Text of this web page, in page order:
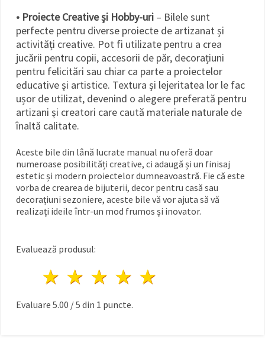
• Proiecte Creative și Hobby-uri – Bilele sunt
perfecte pentru diverse proiecte de artizanat și
activități creative. Pot fi utilizate pentru a crea
jucării pentru copii, accesorii de păr, decorațiuni
pentru felicitări sau chiar ca parte a proiectelor
educative și artistice. Textura și lejeritatea lor le fac
ușor de utilizat, devenind o alegere preferată pentru
artizani și creatori care caută materiale naturale de
înaltă calitate.
Aceste bile din lână lucrate manual nu oferă doar
numeroase posibilități creative, ci adaugă și un finisaj
estetic și modern proiectelor dumneavoastră. Fie că este
vorba de crearea de bijuterii, decor pentru casă sau
decorațiuni sezoniere, aceste bile vă vor ajuta să vă
realizați ideile într-un mod frumos și inovator.
Evaluează produsul:
4 stele
3 stele
2 stele
1 stea
Evaluare 5.00 /5 din 1 puncte.